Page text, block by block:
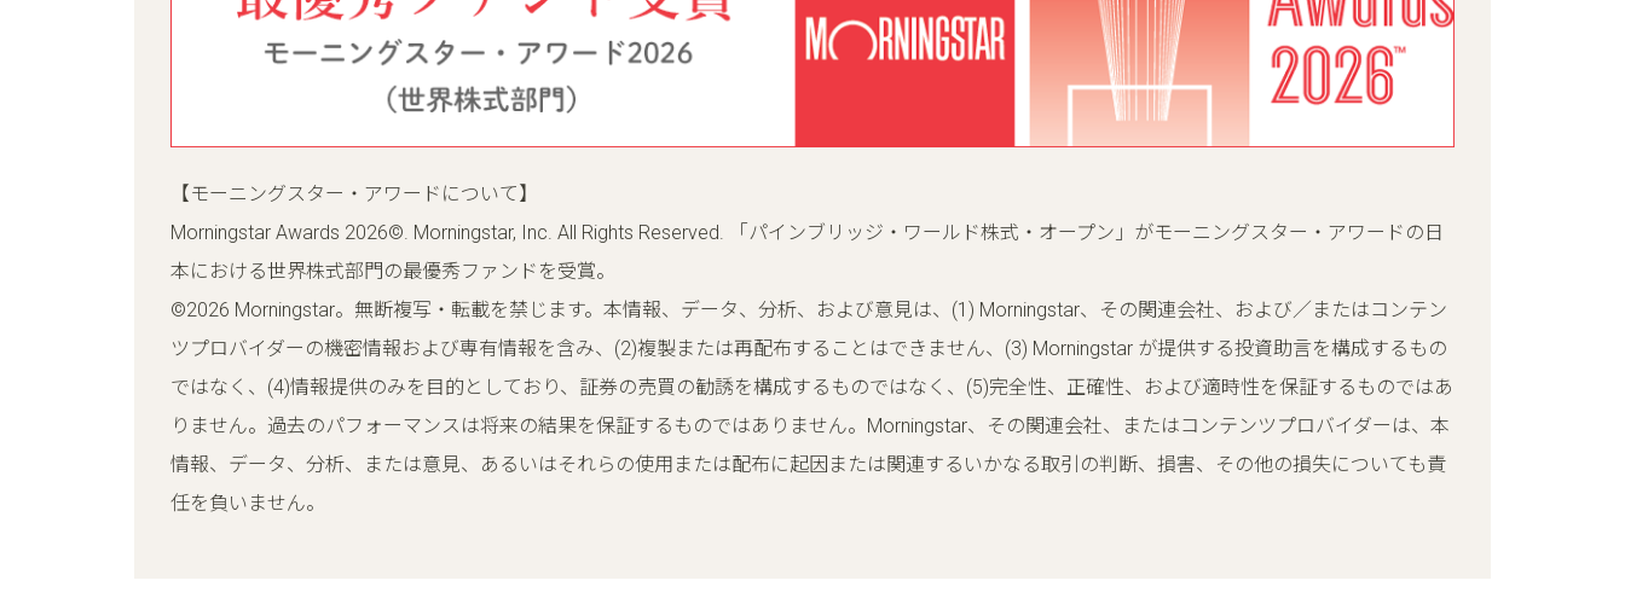
【モーニングスター・アワードについて】
Morningstar Awards 2026©. Morningstar, Inc. All Rights Reserved. 「パインブリッジ・ワールド株式・オープン」がモーニングスター・アワードの日
本における世界株式部門の最優秀ファンドを受賞。
©2026 Morningstar。無断複写・転載を禁じます。本情報、データ、分析、および意見は、(1) Morningstar、その関連会社、および／またはコンテン
ツプロバイダーの機密情報および専有情報を含み、(2)複製または再配布することはできません、(3) Morningstar が提供する投資助言を構成するもの
ではなく、(4)情報提供のみを目的としており、証券の売買の勧誘を構成するものではなく、(5)完全性、正確性、および適時性を保証するものではあ
りません。過去のパフォーマンスは将来の結果を保証するものではありません。Morningstar、その関連会社、またはコンテンツプロバイダーは、本
情報、データ、分析、または意見、あるいはそれらの使用または配布に起因または関連するいかなる取引の判断、損害、その他の損失についても責
任を負いません。